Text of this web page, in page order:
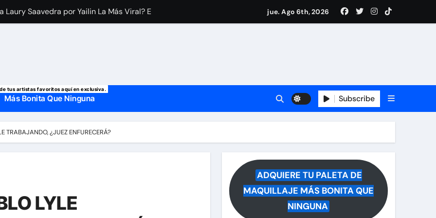
Laury Saavedra por Yailin La Más Viral? El cantante reaparece tras rumores
la muerte de su primer esposo y su actual marido reacciona a la noticia
jue. Ago 6th, 2026
tus artistas favoritos aquí en exclusiva.
Más Bonita Que Ninguna Subscribe
TRABAJANDO, ¿JUEZ ENFURECERÁ?
LYLE
ADQUIERE TU PALETA DE
MAQUILLAJE MÁS BONITA QUE
NINGUNA